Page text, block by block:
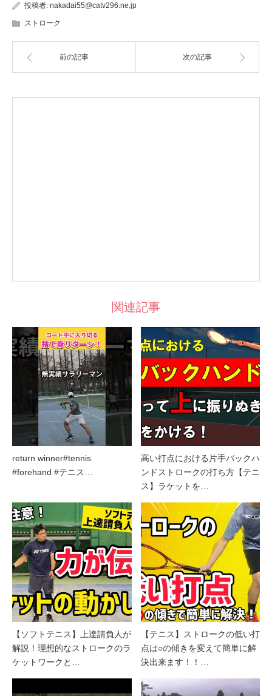
投稿者: nakadai55@catv296.ne.jp
ストローク
前の記事 次の記事
関連記事
return winner#tennis
#forehand #テニス…
高い打点における片手バックハ
ンドストロークの打ち方【テニ
ス】ラケットを…
【ソフトテニス】上達請負人が
解説！理想的なストロークのラ
ケットワークと…
【テニス】ストロークの低い打
点は○の傾きを変えて簡単に解
決出来ます！！…